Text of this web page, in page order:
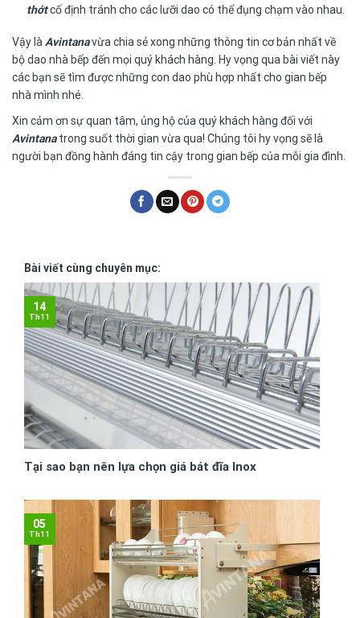
thớtcố định tránh cho các lưỡi dao có thể đụng chạm vào nhau.
Vậy làAvintanavừa chia sẻ xong những thông tin cơ bản nhất về
bộ dao nhà bếp đến mọi quý khách hàng. Hy vọng qua bài viết này
các bạn sẽ tìm được những con dao phù hợp nhất cho gian bếp
nhà mình nhé.
Xin cảm ơn sự quan tâm, ủng hộ của quý khách hàng đối với
Avintana trong suốt thời gian vừa qua! Chúng tôi hy vọng sẽ là
người bạn đồng hành đáng tin cậy trong gian bếp của mỗi gia đình.
Bài viết cùng chuyên mục:
Tại sao bạn nên lựa chọn giá bát đĩa Inox
14
Th11
05
Th11